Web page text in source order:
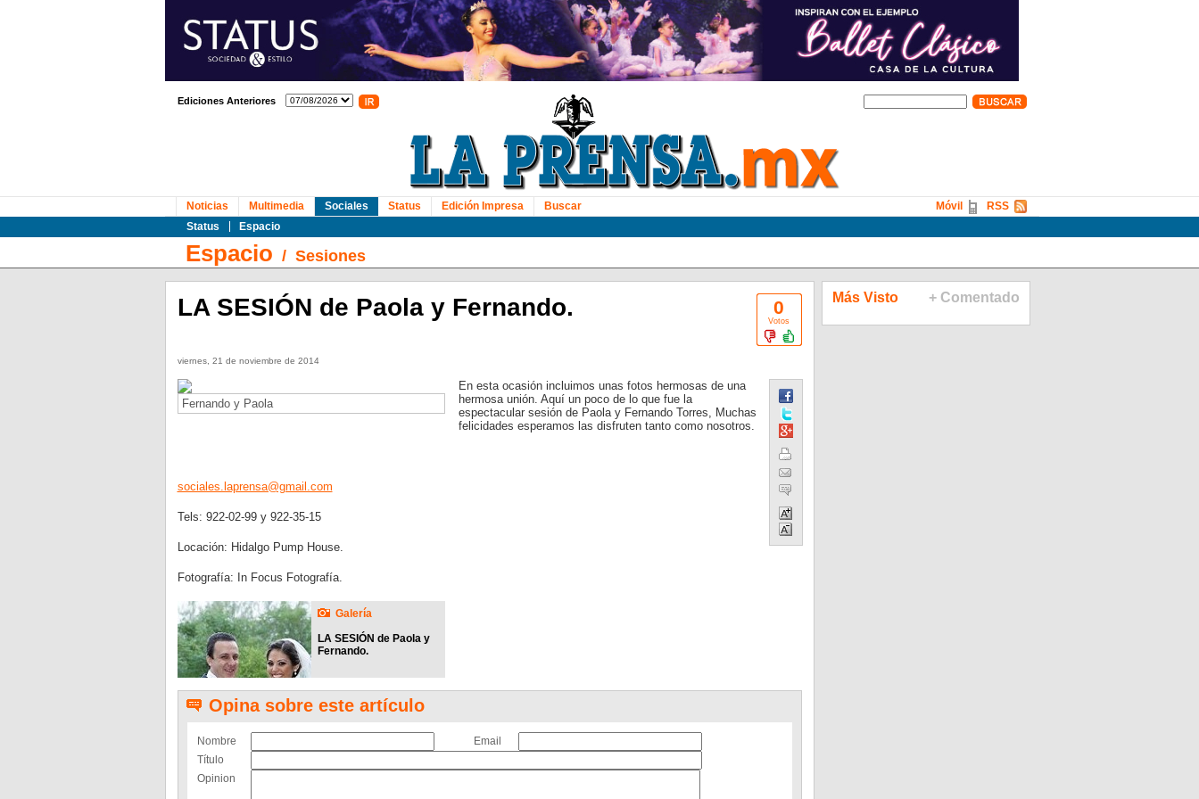
Ediciones Anteriores
Noticias Multimedia
Sociales
Status
Espacio
Status Edición Impresa Buscar RSS
Móvil
Espacio / Sesiones
0
Votos
LA SESIÓN de Paola y Fernando.
viernes, 21 de noviembre de 2014
Fernando y Paola
En esta ocasión incluimos unas fotos hermosas de una
hermosa unión. Aquí un poco de lo que fue la
espectacular sesión de Paola y Fernando Torres, Muchas
felicidades esperamos las disfruten tanto como nosotros.
sociales.laprensa@gmail.com
Tels: 922-02-99 y 922-35-15
Locación: Hidalgo Pump House.
Fotografía: In Focus Fotografía.
Galería
LA SESIÓN de Paola y
Fernando.
Opina sobre este artículo
Nombre
Email
Título
Opinion
Más Visto + Comentado